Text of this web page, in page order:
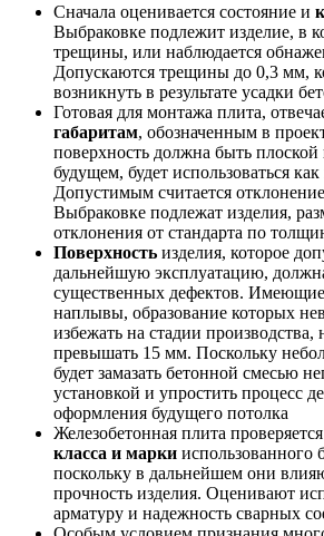
Сначала оценивается состояние и
Выбраковке подлежит изделие, в
трещины, или наблюдается
Допускаются трещины до 0,3 мм,
возникнуть в результате усадки
Готовая для монтажа плита,
габаритам, обозначенным в
поверхность должна быть плоской
будущем, будет использоваться
Допустимым считается
Выбраковке подлежат изделия,
отклонения от стандарта по
Поверхность изделия, которое
дальнейшую эксплуатацию,
существенных дефектов.
наплывы, образование которых
избежать на стадии
превышать 15 мм. Поскольку
будет замазать бетонной смесью
установкой и упростить процесс
оформления будущего потолка
Железобетонная плита
класса и марки использованного
поскольку в дальнейшем они
прочность изделия. Оценивают
арматуру и надежность сварных